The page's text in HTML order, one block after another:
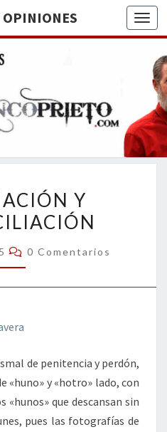
OPINIONES
DE
BREVE
RECORRIDO
VITAL Y
ACTUALIDAD
Y
RECONCILIACIÓN
Y
Comentarios
0 Comentarios
de penitencia y perdón,
«huno» y «hotro» lado, con
que descansan sin
pues las fotografías de